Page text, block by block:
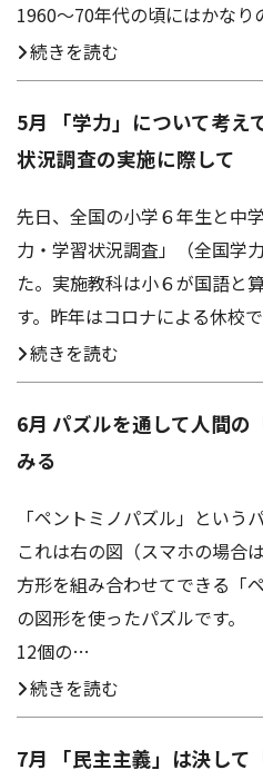
受験生のみなさんへ
アクセス
1960〜70年代の頃にはかな
続きを読む
5月 「学力」について考え
状況調査の実施に際して
先日、全国の小学６年生と中
力・学習状況調査」（全国学
た。実施教科は小６が国語と
す。昨年はコロナによる休校
続きを読む
6月 パズルを通して人間の
みる
「ペントミノパズル」という
これは右の図（スマホの場合
方形を組み合わせてできる「
の図形を使ったパズルです。
12個の…
続きを読む
7月 「民主主義」は決して